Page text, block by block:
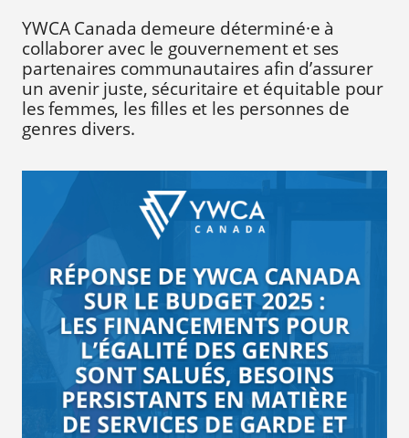
YWCA Canada demeure déterminé·e à
collaborer avec le gouvernement et ses
partenaires communautaires afin d’assurer
un avenir juste, sécuritaire et équitable pour
les femmes, les filles et les personnes de
genres divers.